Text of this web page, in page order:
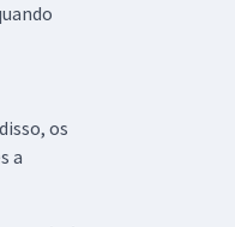
os
a